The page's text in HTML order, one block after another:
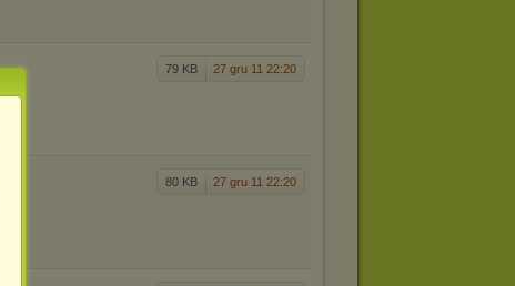
79 KB 27 gru 11 22:20
80 KB 27 gru 11 22:20